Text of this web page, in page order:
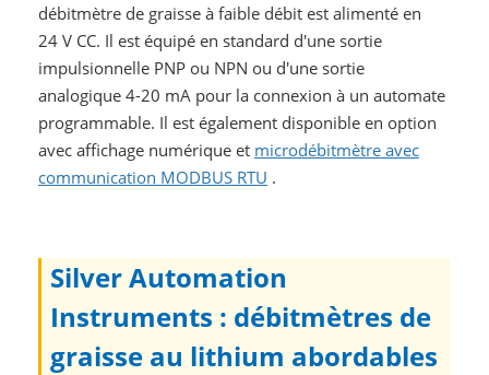
débitmètre de graisse à faible débit est alimenté en
24 V CC. Il est équipé en standard d'une sortie
impulsionnelle PNP ou NPN ou d'une sortie
analogique 4-20 mA pour la connexion à un automate
programmable. Il est également disponible en option
avec affichage numérique et microdébitmètre avec
communication MODBUS RTU .
Silver Automation
Instruments : débitmètres de
graisse au lithium abordables